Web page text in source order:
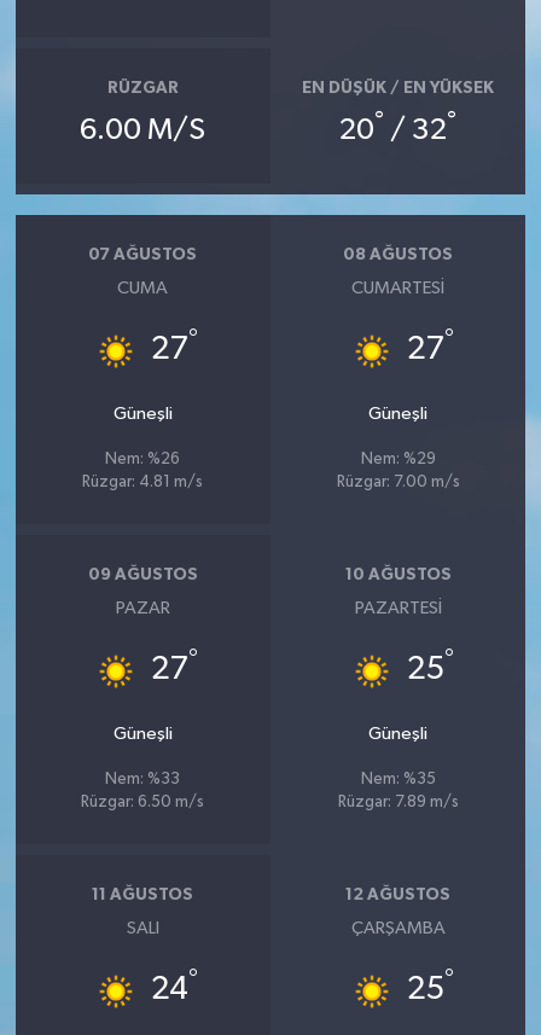
RÜZGAR
6.00 M/S
EN DÜŞÜK / EN YÜKSEK
20° / 32°
07 AĞUSTOS
CUMA
27°
Güneşli
Nem: %26
Rüzgar: 4.81 m/s
08 AĞUSTOS
CUMARTESI
27°
Güneşli
Nem: %29
Rüzgar: 7.00 m/s
09 AĞUSTOS
PAZAR
27°
Güneşli
Nem: %33
Rüzgar: 6.50 m/s
10 AĞUSTOS
PAZARTESI
25°
Güneşli
Nem: %35
Rüzgar: 7.89 m/s
11 AĞUSTOS
SALI
24°
12 AĞUSTOS
ÇARŞAMBA
25°